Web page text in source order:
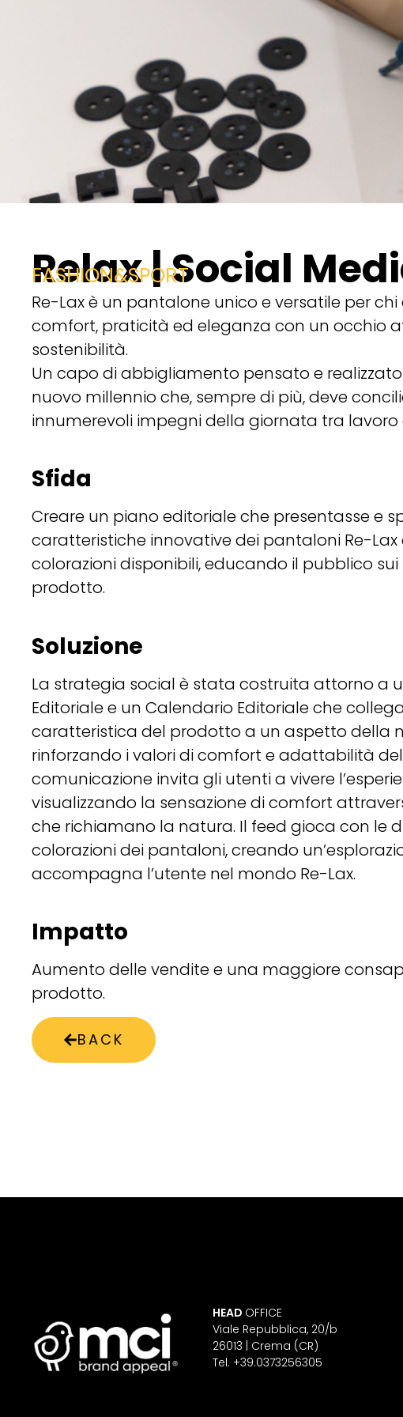
Relax | Social
FASHION&SPORT
Re-Lax è un pantalone unico e versatile per
comfort, praticità ed eleganza con un occhio
sostenibilità.
Un capo di abbigliamento pensato e realizzato
nuovo millennio che, sempre di più, deve
innumerevoli impegni della giornata tra lavoro
Sfida
Creare un piano editoriale che presentasse e
caratteristiche innovative dei pantaloni Re-Lax
colorazioni disponibili, educando il pubblico
prodotto.
Soluzione
La strategia social è stata costruita attorno a
Editoriale e un Calendario Editoriale che
caratteristica del prodotto a un aspetto della
rinforzando i valori di comfort e adattabilità
comunicazione invita gli utenti a vivere
visualizzando la sensazione di comfort
che richiamano la natura. Il feed gioca con le
colorazioni dei pantaloni, creando
accompagna l’utente nel mondo Re-Lax.
Impatto
Aumento delle vendite e una maggiore
prodotto.
BACK
HEAD OFFICE
Viale Repubblica, 20/b
26013 | Crema (CR)
Tel. +39.0373256305